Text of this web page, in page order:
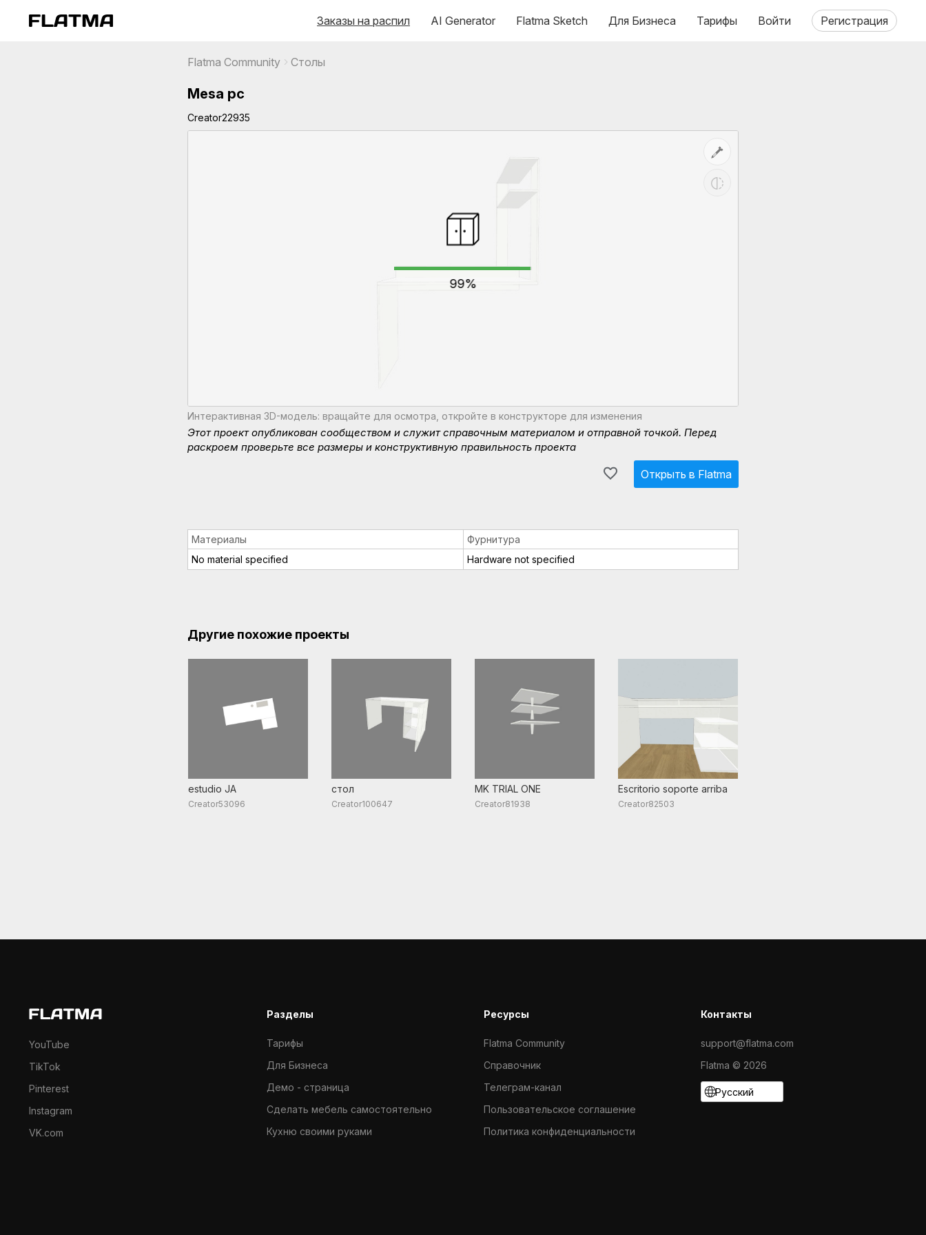
Заказы на распил AI Generator Flatma Sketch Для Бизнеса Тарифы Войти Регистрация
Flatma Community Столы
Mesa pc
Creator22935
99%
Интерактивная 3D-модель: вращайте для осмотра, откройте в конструкторе для изменения
Этот проект опубликован сообществом и служит справочным материалом и отправной точкой. Перед
раскроем проверьте все размеры и конструктивную правильность проекта
Открыть в Flatma
Материалы
Фурнитура
No material specified
Hardware not specified
Другие похожие проекты
estudio JA
Creator53096
стол
Creator100647
MK TRIAL ONE
Creator81938
Escritorio soporte arriba
Creator82503
YouTube
TikTok
Pinterest
Instagram
VK.com
Разделы
Тарифы
Для Бизнеса
Демо - страница
Cделать мебель самостоятельно
Кухню своими руками
Ресурсы
Flatma Community
Справочник
Телеграм-канал
Пользовательское соглашение
Политика конфиденциальности
Контакты
support@flatma.com
Flatma © 2026
Русский